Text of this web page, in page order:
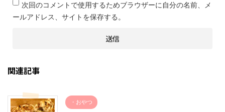
次回のコメントで使用するためブラウザーに自分の名前、メ
ールアドレス、サイトを保存する。
関連記事
・おやつ